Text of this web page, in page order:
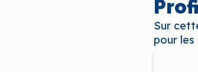
Sur
pour